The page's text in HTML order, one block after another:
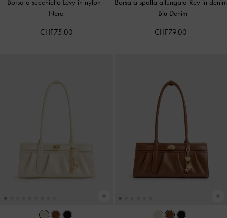
Borsa a secchiello Levy in nylon -
Nero
CHF75.00
Borsa a spalla allungata Rey in denim
- Blu Denim
CHF79.00